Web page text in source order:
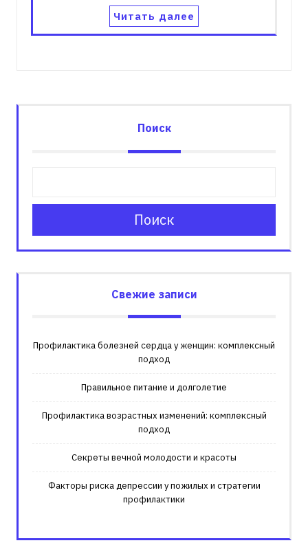
Читать далее
Поиск
Поиск
Свежие записи
Профилактика болезней сердца у женщин: комплексный
подход
Правильное питание и долголетие
Профилактика возрастных изменений: комплексный
подход
Секреты вечной молодости и красоты
Факторы риска депрессии у пожилых и стратегии
профилактики